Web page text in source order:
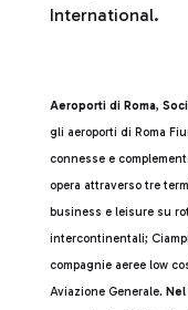
International.
Aeroporti di Roma,
gli aeroporti di Roma
connesse e
opera attraverso tre
business e leisure su
intercontinentali;
compagnie aeree low
Aviazione Generale. Nel